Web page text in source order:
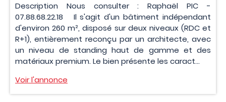
Description Nous consulter : Raphaël PIC -
07.88.68.22.18 Il s'agit d'un bâtiment indépendant
d'environ 260 m², disposé sur deux niveaux (RDC et
R+1), entièrement reconçu par un architecte, avec
un niveau de standing haut de gamme et des
matériaux premium. Le bien présente les caract...
Voir l'annonce